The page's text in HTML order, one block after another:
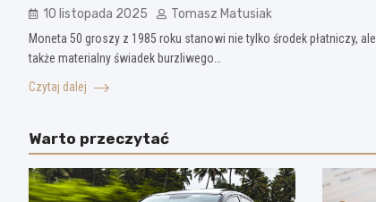
10 listopada 2025 Tomasz Matusiak
Moneta 50 groszy z 1985 roku stanowi nie tylko środek płatniczy, ale
także materialny świadek burzliwego…
Czytaj dalej
Warto przeczytać